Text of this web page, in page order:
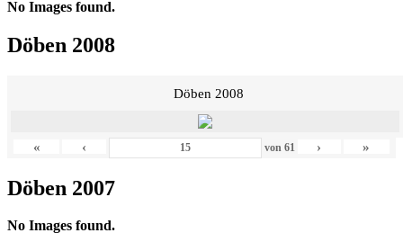
No Images found.
Döben 2008
Döben 2008
« ‹ von 61 › »
Döben 2007
No Images found.